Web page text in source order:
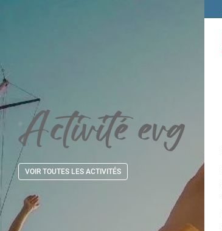
Activitéevg
VOIR TOUTES LES ACTIVITÉS